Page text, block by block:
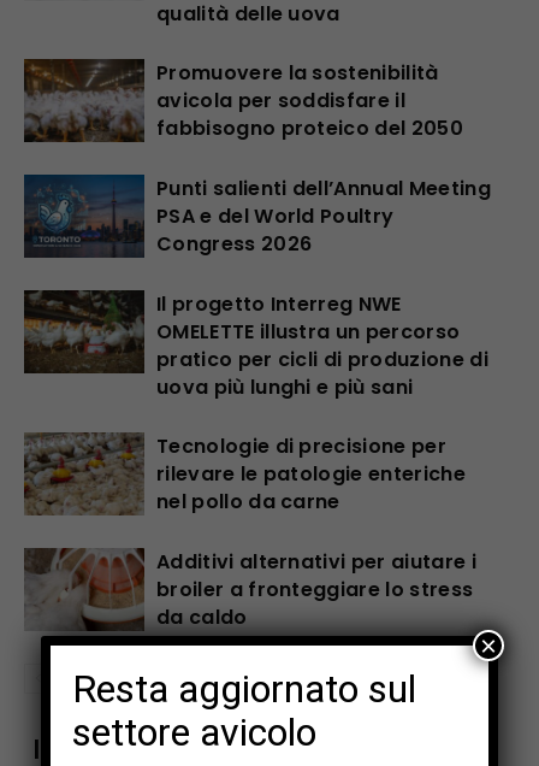
qualità delle uova
Promuovere la sostenibilità
avicola per soddisfare il
fabbisogno proteico del 2050
Punti salienti dell’Annual Meeting
PSA e del World Poultry
Congress 2026
Il progetto Interreg NWE
OMELETTE illustra un percorso
pratico per cicli di produzione di
uova più lunghi e più sani
Tecnologie di precisione per
rilevare le patologie enteriche
nel pollo da carne
Additivi alternativi per aiutare i
broiler a fronteggiare lo stress
da caldo
Iscriviti alla newsletter di Zootecnica
Resta aggiornato sul
settore avicolo
×